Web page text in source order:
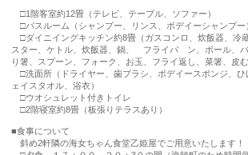
□1階客室約12畳（テレビ、テーブル、ソファー）
□バスルーム（シャンプー、リンス、ボデイーシャンプー
□ダイニイングキッチン約8畳（ガスコンロ、炊飯器、冷
スター、ケトル、炊飯器、鍋、 フライパ ン、ボール、バ
り箸、スプーン、フォーク、お玉、フライ返し、菜箸、皮
□洗面所（ドライヤー、歯ブラシ、ボデイースポンジ、ひ
ェイスタオル、浴衣）
□ウオシュレット付きトイレ
□2階寝室約8畳（板張りテラスあり）
■食事について
斜め2軒隣の海女ちゃん食堂乙姫屋でご用意いたします！